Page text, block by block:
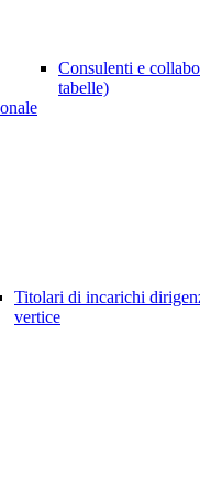
Consulenti e
tabelle)
Titolari di incarichi
vertice